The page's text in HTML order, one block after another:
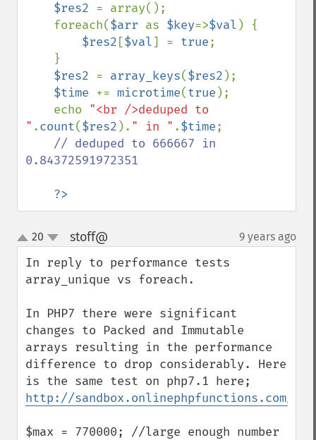
$res2 = array();
    foreach(
$arr as $key=>$val ) {
$res2 [$val] = true;
$res2 = array_keys($res2 );
$time += microtime(true );
    echo
"<br />deduped to
" .count($res2 ). " in " .$time;
// deduped to 666667 in
0.84372591972351
?>
up
down
20 stoff@ 9 years ago
In reply to performance tests
array_unique vs foreach.
In PHP7 there were significant
changes to Packed and Immutable
arrays resulting in the performance
difference to drop considerably. Here
http://sandbox.onlinephpfunctions.com/code/
$max = 770000; //large enough number